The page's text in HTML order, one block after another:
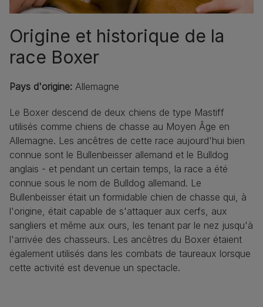
Origine et historique de la
race Boxer
Pays d'origine: Allemagne
Le Boxer descend de deux chiens de type Mastiff
utilisés comme chiens de chasse au Moyen Âge en
Allemagne. Les ancêtres de cette race aujourd'hui bien
connue sont le Bullenbeisser allemand et le Bulldog
anglais - et pendant un certain temps, la race a été
connue sous le nom de Bulldog allemand. Le
Bullenbeisser était un formidable chien de chasse qui, à
l'origine, était capable de s'attaquer aux cerfs, aux
sangliers et même aux ours, les tenant par le nez jusqu'à
l'arrivée des chasseurs. Les ancêtres du Boxer étaient
également utilisés dans les combats de taureaux lorsque
cette activité est devenue un spectacle.